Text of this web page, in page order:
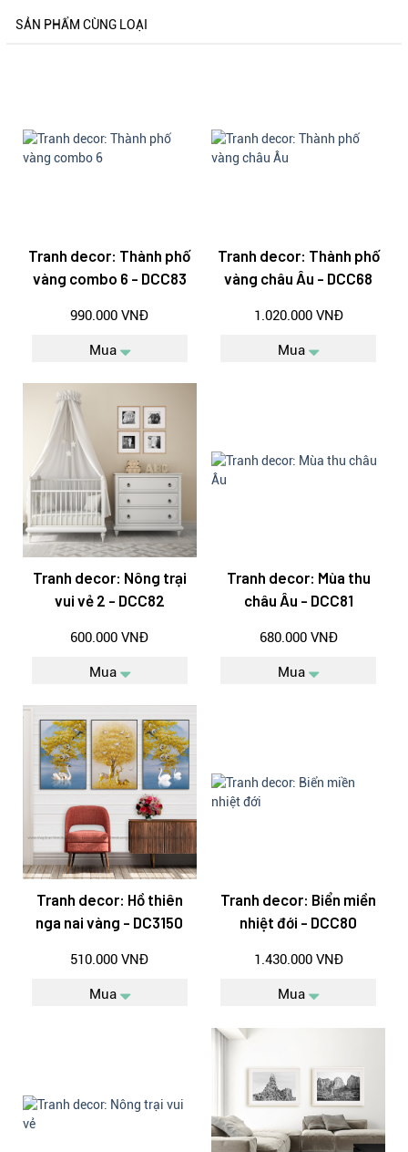
SẢN PHẨM CÙNG LOẠI
Tranh decor: Thành phố
vàng combo 6 - DCC83
990.000 VNĐ
Mua
Tranh decor: Thành phố
vàng châu Âu - DCC68
1.020.000 VNĐ
Mua
Tranh decor: Nông trại
vui vẻ 2 - DCC82
600.000 VNĐ
Mua
Tranh decor: Mùa thu
châu Âu - DCC81
680.000 VNĐ
Mua
Tranh decor: Hồ thiên
nga nai vàng - DC3150
510.000 VNĐ
Mua
Tranh decor: Biển miền
nhiệt đới - DCC80
1.430.000 VNĐ
Mua